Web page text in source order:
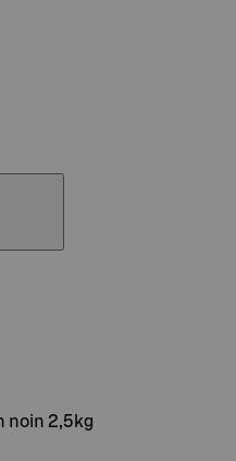
noin 2,5kg